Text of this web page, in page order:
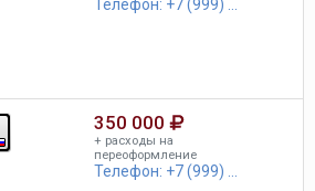
Телефон: +7 (999) ...
350 000
+ расходы на
переоформление
Телефон: +7 (999) ...